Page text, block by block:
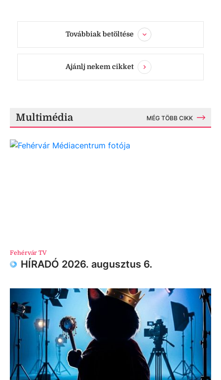
Továbbiak betöltése
Ajánlj nekem cikket
Multimédia MÉG TÖBB CIKK
Fehérvár TV
HÍRADÓ 2026. augusztus 6.